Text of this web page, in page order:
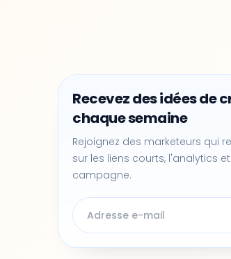
Recevez des idées de
chaque semaine
Rejoignez des marketeurs qui
sur les liens courts, l'analytics
campagne.